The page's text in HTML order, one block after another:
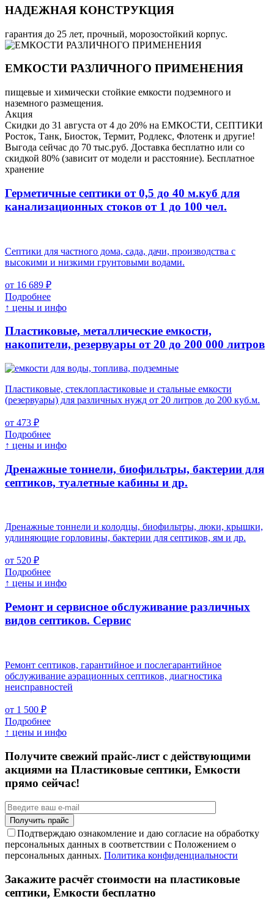
НАДЕЖНАЯ КОНСТРУКЦИЯ
гарантия до 25 лет, прочный, морозостойкий корпус.
ЕМКОСТИ РАЗЛИЧНОГО ПРИМЕНЕНИЯ
пищевые и химически стойкие емкости подземного и
наземного размещения.
Акция
Скидки до 31 августа от 4 до 20% на ЕМКОСТИ, СЕПТИКИ
Росток, Танк, Биосток, Термит, Родлекс, Флотенк и другие!
Выгода сейчас до 70 тыс.руб. Доставка бесплатно или со
скидкой 80% (зависит от модели и расстояние). Бесплатное
хранение
Герметичные септики от 0,5 до 40 м.куб для
канализационных стоков от 1 до 100 чел.
Септики для частного дома, сада, дачи, производства с
высокими и низкими грунтовыми водами.
от 16 689 ₽
Подробнее
↑ цены и инфо
Пластиковые, металлические емкости,
накопители, резервуары от 20 до 200 000 литров
Пластиковые, стеклопластиковые и стальные емкости
(резервуары) для различных нужд от 20 литров до 200 куб.м.
от 473 ₽
Подробнее
↑ цены и инфо
Дренажные тоннели, биофильтры, бактерии для
септиков, туалетные кабины и др.
Дренажные тоннели и колодцы, биофильтры, люки, крышки,
удлиняющие горловины, бактерии для септиков, ям и др.
от 520 ₽
Подробнее
↑ цены и инфо
Ремонт и сервисное обслуживание различных
видов септиков. Сервис
Ремонт септиков, гарантийное и послегарантийное
обслуживание аэрационных септиков, диагностика
неисправностей
от 1 500 ₽
Подробнее
↑ цены и инфо
Получите свежий прайс-лист с действующими
акциями на Пластиковые септики, Емкости
прямо сейчас!
Подтверждаю ознакомление и даю согласие на обработку
персональных данных в соответствии с Положением о
персональных данных. Политика конфиденциальности
Закажите расчёт стоимости на пластиковые
септики, Емкости бесплатно